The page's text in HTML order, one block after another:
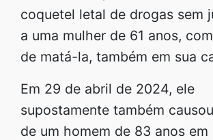
coquetel letal de drogas sem
a uma mulher de 61 anos,
de matá-la, também em sua
Em 29 de abril de 2024, ele
supostamente também
de um homem de 83 anos em